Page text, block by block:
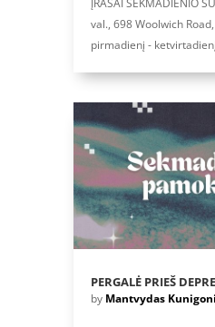
ĮRAŠAI SEKMADIENIO
val., 698 Woolwich
pirmadienį -
PERGALĖ PRIEŠ
by Mantvydas